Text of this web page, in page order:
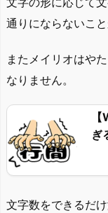
通りにならないこと
またメイリオはや
なりません。
ぎ
文字数をできるだ